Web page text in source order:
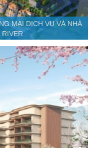
MẠI DỊCH VỤ VÀ NHÀ
RIVER